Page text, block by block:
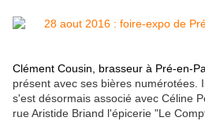
Clément Cousin, brasseur à Pré-en-
présent avec ses bières numérotées.
s'est désormais associé avec Céline
rue Aristide Briand l'épicerie "Le